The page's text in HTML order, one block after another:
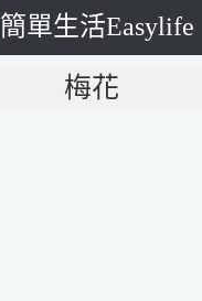
簡單生活Easylife
梅花